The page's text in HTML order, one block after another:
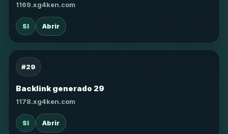
1169.xg4ken.com
SI Abrir
#29
Backlink generado 29
1178.xg4ken.com
SI Abrir